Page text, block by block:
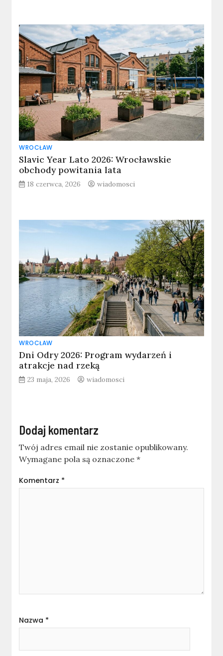
WROCŁAW
Slavic Year Lato 2026: Wrocławskie
obchody powitania lata
18 czerwca, 2026 wiadomosci
WROCŁAW
Dni Odry 2026: Program wydarzeń i
atrakcje nad rzeką
23 maja, 2026 wiadomosci
Dodaj komentarz
Twój adres email nie zostanie opublikowany.
Wymagane pola są oznaczone*
Komentarz *
Nazwa *